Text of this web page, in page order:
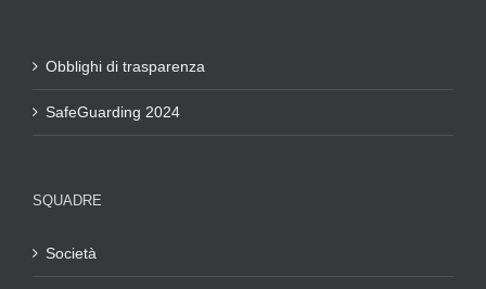
Obblighi di trasparenza
SafeGuarding 2024
SQUADRE
Società